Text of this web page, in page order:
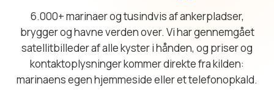
6.000+ marinaer og tusindvis af ankerpladser,
brygger og havne verden over. Vi har gennemgået
satellitbilleder af alle kyster i hånden, og priser og
kontaktoplysninger kommer direkte fra kilden:
marinaens egen hjemmeside eller et telefonopkald.